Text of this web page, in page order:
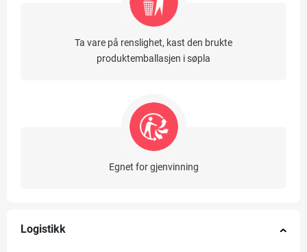
Ta vare på renslighet, kast den brukte
produktemballasjen i søpla
Egnet for gjenvinning
Logistikk